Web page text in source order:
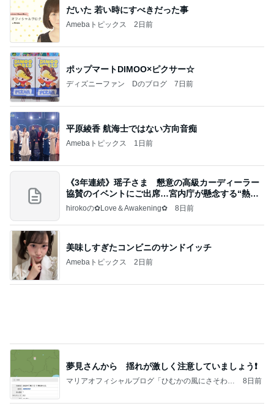
10歳の誕生日のための特製玉子
Amebaトピックス
記事を読む